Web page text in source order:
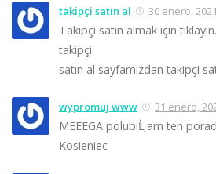
takipçi satın al 30 enero,
Takipçi satın almak için
takipçi
satın al sayfamızdan takipçi
wypromuj www 31 enero,
MEEEGA polubiĹ‚am ten
Kosieniec